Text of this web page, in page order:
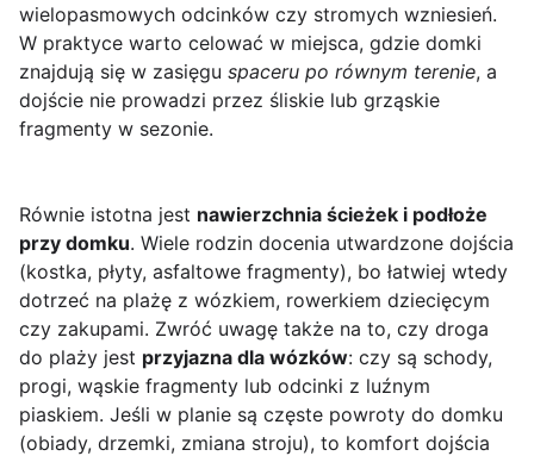
wielopasmowych odcinków czy stromych wzniesień.
W praktyce warto celować w miejsca, gdzie domki
znajdują się w zasięgu spaceru po równym terenie, a
dojście nie prowadzi przez śliskie lub grząskie
fragmenty w sezonie.
Równie istotna jest nawierzchnia ścieżek i podłoże
przy domku. Wiele rodzin docenia utwardzone dojścia
(kostka, płyty, asfaltowe fragmenty), bo łatwiej wtedy
dotrzeć na plażę z wózkiem, rowerkiem dziecięcym
czy zakupami. Zwróć uwagę także na to, czy droga
do plaży jest przyjazna dla wózków: czy są schody,
progi, wąskie fragmenty lub odcinki z luźnym
piaskiem. Jeśli w planie są częste powroty do domku
(obiady, drzemki, zmiana stroju), to komfort dojścia